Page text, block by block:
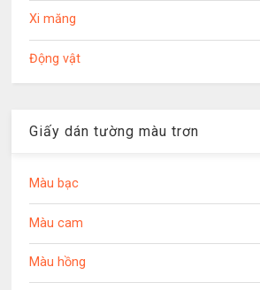
Xi măng
Động vật
Giấy dán tường màu trơn
Màu bạc
Màu cam
Màu hồng